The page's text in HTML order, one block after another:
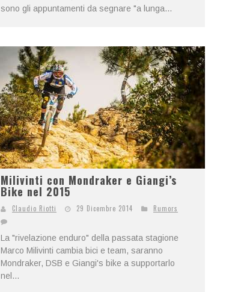
sono gli appuntamenti da segnare "a lunga...
Milivinti con Mondraker e Giangi’s
Bike nel 2015
Claudio Riotti 29 Dicembre 2014 Rumors
La "rivelazione enduro" della passata stagione
Marco Milivinti cambia bici e team, saranno
Mondraker, DSB e Giangi's bike a supportarlo
nel...